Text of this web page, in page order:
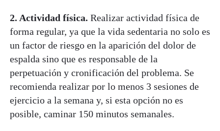
2. Actividad física. Realizar actividad física de
forma regular, ya que la vida sedentaria no solo es
un factor de riesgo en la aparición del dolor de
espalda sino que es responsable de la
perpetuación y cronificación del problema. Se
recomienda realizar por lo menos 3 sesiones de
ejercicio a la semana y, si esta opción no es
posible, caminar 150 minutos semanales.